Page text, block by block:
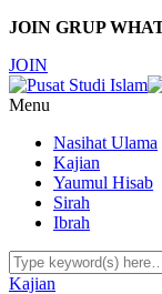
JOIN GRUP
JOIN
Menu
Nasihat Ulama
Kajian
Yaumul Hisab
Sirah
Ibrah
Kajian